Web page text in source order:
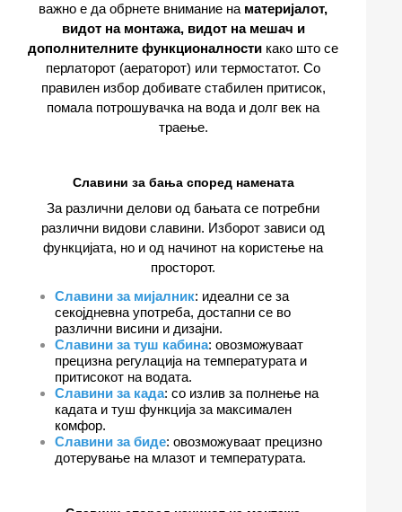
важно е да обрнете внимание на материјалот,
видот на монтажа, видот на мешач и
дополнителните функционалности како што се
перлаторот (аераторот) или термостатот. Со
правилен избор добивате стабилен притисок,
помала потрошувачка на вода и долг век на
траење.
Славини за бања според намената
За различни делови од бањата се потребни
различни видови славини. Изборот зависи од
функцијата, но и од начинот на користење на
просторот.
Славини за мијалник: идеални се за
секојдневна употреба, достапни се во
различни висини и дизајни.
Славини за туш кабина: овозможуваат
прецизна регулација на температурата и
притисокот на водата.
Славини за када: со излив за полнење на
кадата и туш функција за максимален
комфор.
Славини за биде: овозможуваат прецизно
дотерување на млазот и температурата.